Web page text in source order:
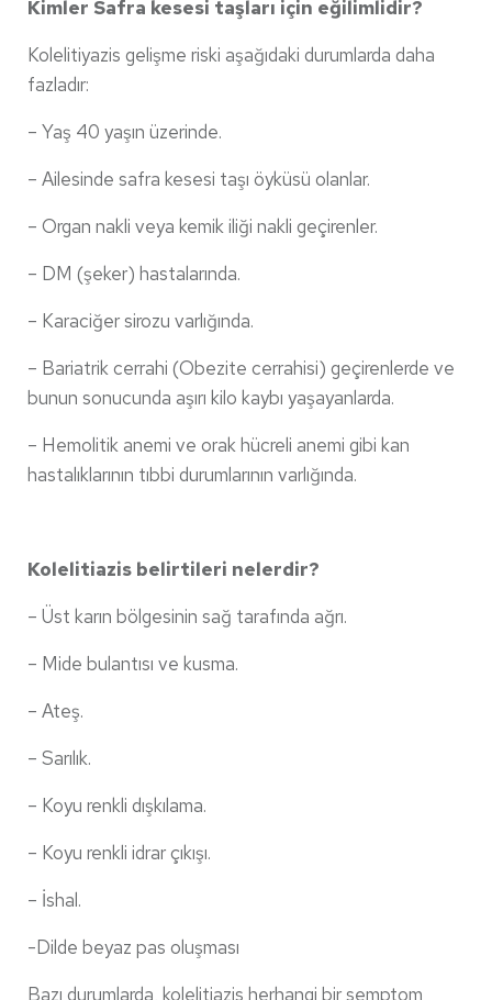
Kimler Safra kesesi taşları için eğilimlidir?
Kolelitiyazis gelişme riski aşağıdaki durumlarda daha
fazladır:
– Yaş 40 yaşın üzerinde.
– Ailesinde safra kesesi taşı öyküsü olanlar.
– Organ nakli veya kemik iliği nakli geçirenler.
– DM (şeker) hastalarında.
– Karaciğer sirozu varlığında.
– Bariatrik cerrahi (Obezite cerrahisi) geçirenlerde ve
bunun sonucunda aşırı kilo kaybı yaşayanlarda.
– Hemolitik anemi ve orak hücreli anemi gibi kan
hastalıklarının tıbbi durumlarının varlığında.
Kolelitiazis belirtileri nelerdir?
– Üst karın bölgesinin sağ tarafında ağrı.
– Mide bulantısı ve kusma.
– Ateş.
– Sarılık.
– Koyu renkli dışkılama.
– Koyu renkli idrar çıkışı.
– İshal.
-Dilde beyaz pas oluşması
Bazı durumlarda, kolelitiazis herhangi bir semptom